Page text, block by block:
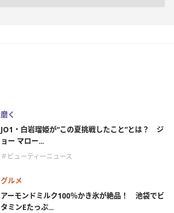
磨く
JO1・白岩瑠姫が“この夏挑戦したこと”とは？ ジ
ョー マロー...
＃ビューティーニュース
グルメ
アーモンドミルク100％かき氷が絶品！ 池袋でビ
タミンEたっぷ...